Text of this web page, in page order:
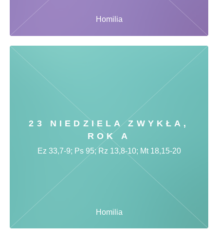
Homilia
23 NIEDZIELA ZWYKŁA,
ROK A
Homilia
Ez 33,7-9; Ps 95; Rz 13,8-10; Mt 18,15-20